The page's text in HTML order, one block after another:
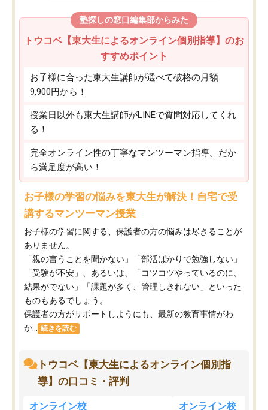
塾探しの窓口編集部からみた
トウコベ【東大生によるオンライン個別指導】のお
すすめポイント
お子様に合った東大生講師が選べて破格の月額
9,900円から！
授業日以外も東大生講師がLINEで質問対応してくれ
る！
完全オンライン性の丁寧なマンツーマン指導。だか
ら満足度が高い！
お子様の学習の悩みを東大生が解決！自宅で受
講するマンツーマン授業
お子様の学習に関する、保護者の方の悩みは尽きることが
ありません。
「親の言うことを聞かない」「部活ばかりで勉強しない」
「受験が不安」、あるいは、「コツコツやっているのに、
結果がでない」「課題が多く、管理しきれない」といった
ものもあるでしょう。
保護者の方がサポートしようにも、最新の教育事情がわ
か...
続きを読む
トウコベ【東大生によるオンライン個別指
導】の口コミ・評判
オンライン校 オンライン校